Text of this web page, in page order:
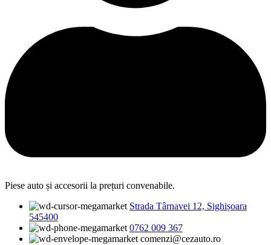
Piese auto și accesorii la prețuri convenabile.
Strada Târnavei 12, Sighișoara
545400
0762 009 367
comenzi@cezauto.ro